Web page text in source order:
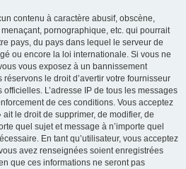
contenu à caractère abusif, obscène,
pornographique, etc. qui pourrait
pays, du pays dans lequel le serveur de
ou encore la loi internationale. Si vous ne
vous exposez à un bannissement
le droit d’avertir votre fournisseur
officielles. L’adresse IP de tous les messages
de ces conditions. Vous acceptez
ait le droit de supprimer, de modifier, de
quel sujet et message à n’importe quel
En tant qu’utilisateur, vous acceptez
avez renseignées soient enregistrées
que ces informations ne seront pas